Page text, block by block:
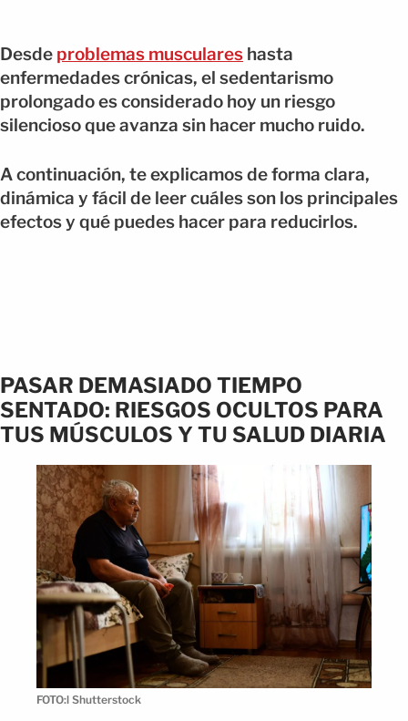
Desde problemas musculares hasta
enfermedades crónicas, el sedentarismo
prolongado es considerado hoy un riesgo
silencioso que avanza sin hacer mucho ruido.
A continuación, te explicamos de forma clara,
dinámica y fácil de leer cuáles son los principales
efectos y qué puedes hacer para reducirlos.
PASAR DEMASIADO TIEMPO
SENTADO: RIESGOS OCULTOS PARA
TUS MÚSCULOS Y TU SALUD DIARIA
FOTO:l Shutterstock